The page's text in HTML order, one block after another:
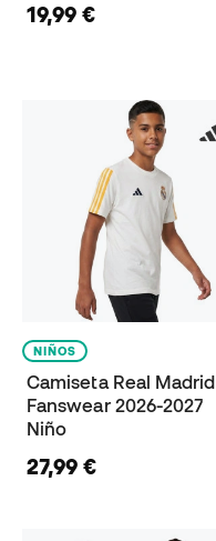
19,99 €
NIÑOS
Camiseta Real Madrid
Fanswear 2026-2027
Niño
27,99 €